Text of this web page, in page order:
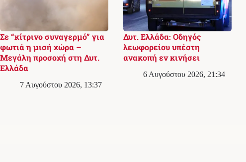
Σε “κίτρινο συναγερμό” για
φωτιά η μισή χώρα –
Μεγάλη προσοχή στη Δυτ.
Ελλάδα
7 Αυγούστου 2026, 13:37
Δυτ. Ελλάδα: Οδηγός
λεωφορείου υπέστη
ανακοπή εν κινήσει
6 Αυγούστου 2026, 21:34